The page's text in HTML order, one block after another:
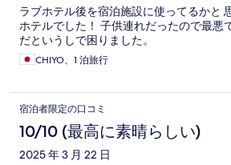
ラブホテル後を宿泊施設に使ってるかと
ホテルでした！ 子供連れだったので最悪
だというしで困りました。
CHIYO、1 泊旅行
宿泊者限定の口コミ
10/10 (最高に素晴らしい)
2025 年 3 月 22 日